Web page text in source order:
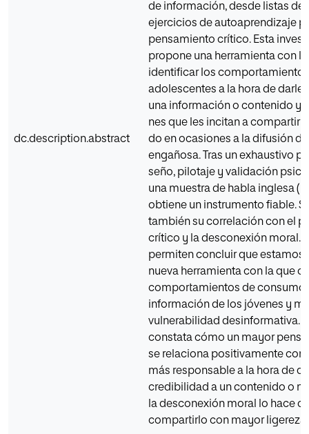
dc.description.abstract
de información, desde listas de
ejercicios de autoapren­dizaje
pensamiento crítico. Esta
propone una herramienta con
identificar los
adolescentes a la hora de darle
una información o contenido y
nes que les incitan a
do en ocasiones a la difusión
engañosa. Tras un exhaustivo
seño, pilotaje y validación
una muestra de habla inglesa (N
obtie­ne un instrumento fiable.
también su correlación con el
crítico y la desconexión moral.
permiten concluir que estamos
nueva herra­mienta con la que
comportamien­tos de consumo
información de los jóvenes y
vulnerabilidad desinformativa.
constata cómo un mayor
se relaciona positivamente con
más responsable a la hora de
credibilidad a un contenido o
la desconexión moral lo hace
compartirlo con mayor ligereza.